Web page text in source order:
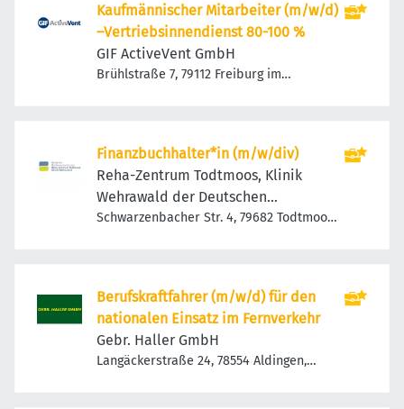
Kaufmännischer Mitarbeiter (m/w/d)
–Vertriebsinnendienst 80-100 %
GIF ActiveVent GmbH
Brühlstraße 7, 79112 Freiburg im
Finanzbuchhalter*in (m/w/div)
Reha-Zentrum Todtmoos, Klinik
Wehrawald der Deutschen
Rentenversicherung Bund
Schwarzenbacher Str. 4, 79682 Todtmoos,
Berufskraftfahrer (m/w/d) für den
nationalen Einsatz im Fernverkehr
Gebr. Haller GmbH
Langäckerstraße 24, 78554 Aldingen,